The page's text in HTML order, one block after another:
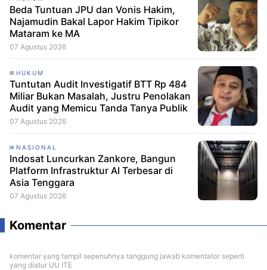
Beda Tuntuan JPU dan Vonis Hakim,
Najamudin Bakal Lapor Hakim Tipikor
Mataram ke MA
07 Agustus 2026
HUKUM
Tuntutan Audit Investigatif BTT Rp 484
Miliar Bukan Masalah, Justru Penolakan
Audit yang Memicu Tanda Tanya Publik
07 Agustus 2026
NASIONAL
Indosat Luncurkan Zankore, Bangun
Platform Infrastruktur AI Terbesar di
Asia Tenggara
07 Agustus 2026
Komentar
komentar yang tampil sepenuhnya tanggung jawab komentator seperti
yang diatur UU ITE